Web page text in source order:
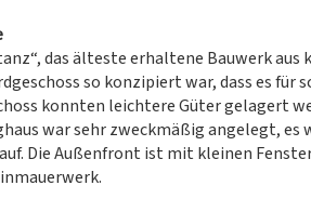
das älteste erhaltene Bauwerk
so konzipiert war, dass es
konnten leichtere Güter gelagert
war sehr zweckmäßig angelegt,
Die Außenfront ist mit kleinen